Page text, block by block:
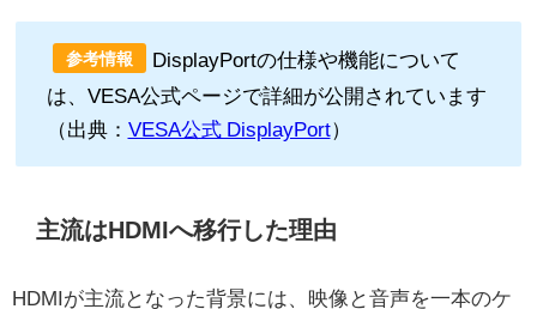
参考情報
DisplayPortの仕様や機能について
は、VESA公式ページで詳細が公開されています
（出典： VESA公式 DisplayPort）
主流はHDMIへ移行した理由
HDMIが主流となった背景には、映像と音声を一本のケ